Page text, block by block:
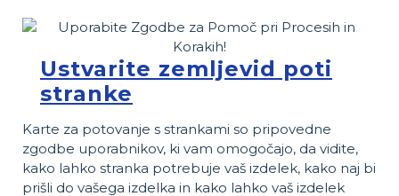
Ustvarite zemljevid poti
stranke
Karte za potovanje s strankami so pripovedne
zgodbe uporabnikov, ki vam omogočajo, da vidite,
kako lahko stranka potrebuje vaš izdelek, kako naj bi
prišli do vašega izdelka in kako lahko vaš izdelek